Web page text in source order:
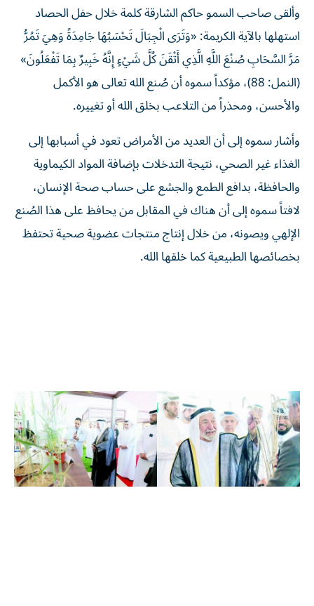
وألقى صاحب السمو حاكم الشارقة كلمة خلال حفل الحصاد
استهلها بالآية الكريمة: «وَتَرَى الْجِبَالَ تَحْسَبُهَا جَامِدَةً وَهِيَ تَمُرُّ
مَرَّ السَّحَابِ صُنْعَ اللَّهِ الَّذِي أَتْقَنَ كُلَّ شَيْءٍ إِنَّهُ خَبِيرٌ بِمَا تَفْعَلُونَ»
(النمل: 88)، مؤكداً سموه أن صُنع الله تعالى هو الأكمل
والأحسن، ومحذراً من التلاعب بخلق الله أو تغييره.
وأشار سموه إلى أن العديد من الأمراض تعود في أسبابها إلى
الغذاء غير الصحي، نتيجة التدخلات بإضافة المواد الكيماوية
والحافظة، بدافع الطمع والجشع على حساب صحة الإنسان،
لافتاً سموه إلى أن هناك في المقابل من يحافظ على هذا الصُنع
الإلهي ويصونه، من خلال إنتاج منتجات عضوية صحية تحتفظ
بخصائصها الطبيعية كما خلقها الله.